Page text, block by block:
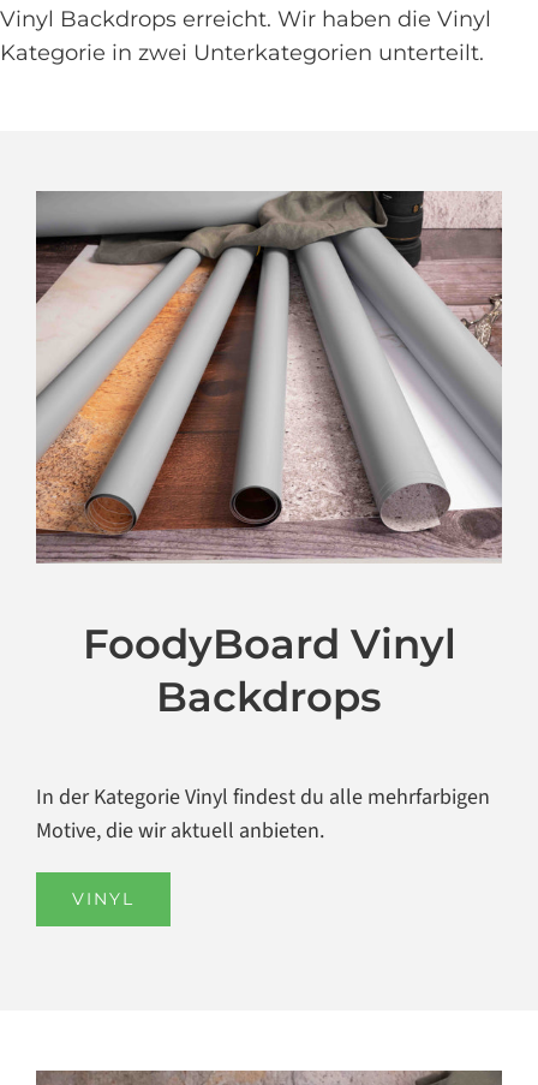
Vinyl Backdrops erreicht. Wir haben die Vinyl
Kategorie in zwei Unterkategorien unterteilt.
FoodyBoard Vinyl
Backdrops
In der Kategorie Vinyl findest du alle mehrfarbigen
Motive, die wir aktuell anbieten.
VINYL